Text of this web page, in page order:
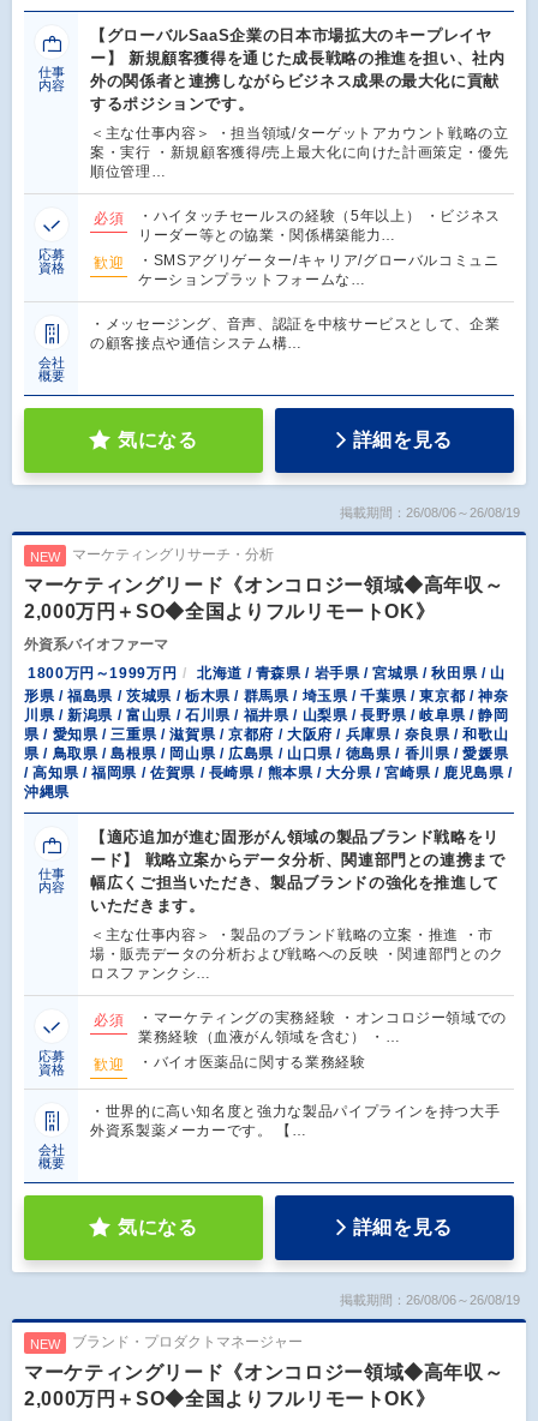
仕事
内容
【グローバルSaaS企業の日本市場拡大のキープレイヤ
ー】 新規顧客獲得を通じた成長戦略の推進を担い、社内
外の関係者と連携しながらビジネス成果の最大化に貢献
するポジションです。
＜主な仕事内容＞ ・担当領域/ターゲットアカウント戦略の立
案・実行 ・新規顧客獲得/売上最大化に向けた計画策定・優先
順位管理…
応募
資格
必須
・ハイタッチセールスの経験（5年以上） ・ビジネス
リーダー等との協業・関係構築能力…
歓迎
・SMSアグリゲーター/キャリア/グローバルコミュニ
ケーションプラットフォームな…
会社
概要
・メッセージング、音声、認証を中核サービスとして、企業
の顧客接点や通信システム構…
気になる 詳細を見る
掲載期間：26/08/06～26/08/19
NEW マーケティングリサーチ・分析
マーケティングリード《オンコロジー領域◆高年収～
2,000万円＋SO◆全国よりフルリモートOK》
外資系バイオファーマ
1800万円～1999万円
北海道 / 青森県 / 岩手県 / 宮城県 / 秋田県 / 山
形県 / 福島県 / 茨城県 / 栃木県 / 群馬県 / 埼玉県 / 千葉県 / 東京都 / 神奈
川県 / 新潟県 / 富山県 / 石川県 / 福井県 / 山梨県 / 長野県 / 岐阜県 / 静岡
県 / 愛知県 / 三重県 / 滋賀県 / 京都府 / 大阪府 / 兵庫県 / 奈良県 / 和歌山
県 / 鳥取県 / 島根県 / 岡山県 / 広島県 / 山口県 / 徳島県 / 香川県 / 愛媛県
/ 高知県 / 福岡県 / 佐賀県 / 長崎県 / 熊本県 / 大分県 / 宮崎県 / 鹿児島県 /
沖縄県
仕事
内容
【適応追加が進む固形がん領域の製品ブランド戦略をリ
ード】 戦略立案からデータ分析、関連部門との連携まで
幅広くご担当いただき、製品ブランドの強化を推進して
いただきます。
＜主な仕事内容＞ ・製品のブランド戦略の立案・推進 ・市
場・販売データの分析および戦略への反映 ・関連部門とのク
ロスファンクシ…
応募
資格
必須
・マーケティングの実務経験 ・オンコロジー領域での
業務経験（血液がん領域を含む） ・…
歓迎
・バイオ医薬品に関する業務経験
会社
概要
・世界的に高い知名度と強力な製品パイプラインを持つ大手
外資系製薬メーカーです。 【…
気になる 詳細を見る
掲載期間：26/08/06～26/08/19
NEW ブランド・プロダクトマネージャー
マーケティングリード《オンコロジー領域◆高年収～
2,000万円＋SO◆全国よりフルリモートOK》